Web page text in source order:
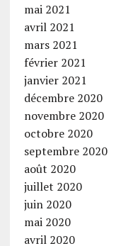
mai 2021
avril 2021
mars 2021
février 2021
janvier 2021
décembre 2020
novembre 2020
octobre 2020
septembre 2020
août 2020
juillet 2020
juin 2020
mai 2020
avril 2020